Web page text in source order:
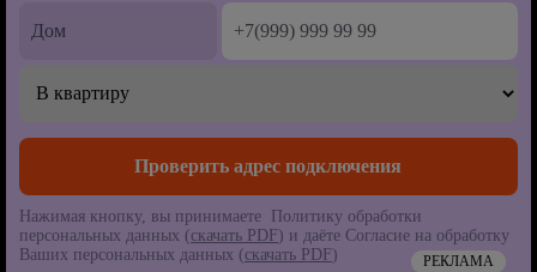
Нажимая кнопку, вы принимаете Политику обработки
персональных данных (скачать PDF) и даёте Согласие на обработку
Ваших персональных данных (скачать PDF) РЕКЛАМА